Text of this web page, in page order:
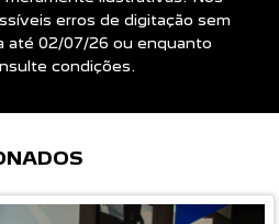
erros de digitação sem
até 02/07/26 ou enquanto
condições.